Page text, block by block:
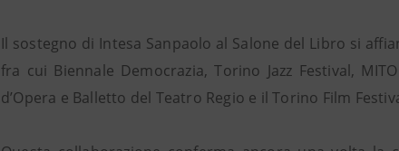
Il sostegno di Intesa Sanpaolo al Salone del Libro si
fra cui Biennale Democrazia, Torino Jazz Festival,
d’Opera e Balletto del Teatro Regio e il Torino Film